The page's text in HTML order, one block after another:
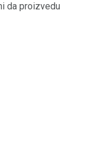
da proizvedu